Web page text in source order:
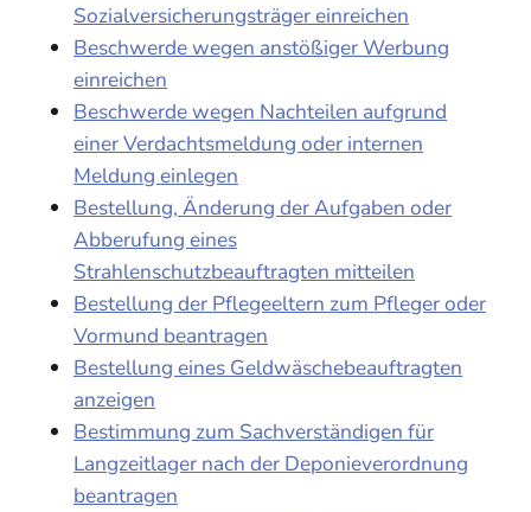
Sozialversicherungsträger einreichen
Beschwerde wegen anstößiger Werbung
einreichen
Beschwerde wegen Nachteilen aufgrund
einer Verdachtsmeldung oder internen
Meldung einlegen
Bestellung, Änderung der Aufgaben oder
Abberufung eines
Strahlenschutzbeauftragten mitteilen
Bestellung der Pflegeeltern zum Pfleger oder
Vormund beantragen
Bestellung eines Geldwäschebeauftragten
anzeigen
Bestimmung zum Sachverständigen für
Langzeitlager nach der Deponieverordnung
beantragen